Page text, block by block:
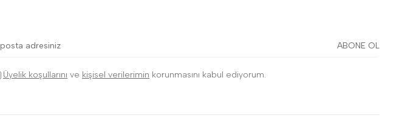
ABONE OL
Üyelik koşullarını ve kişisel verilerimin korunmasını kabul ediyorum.